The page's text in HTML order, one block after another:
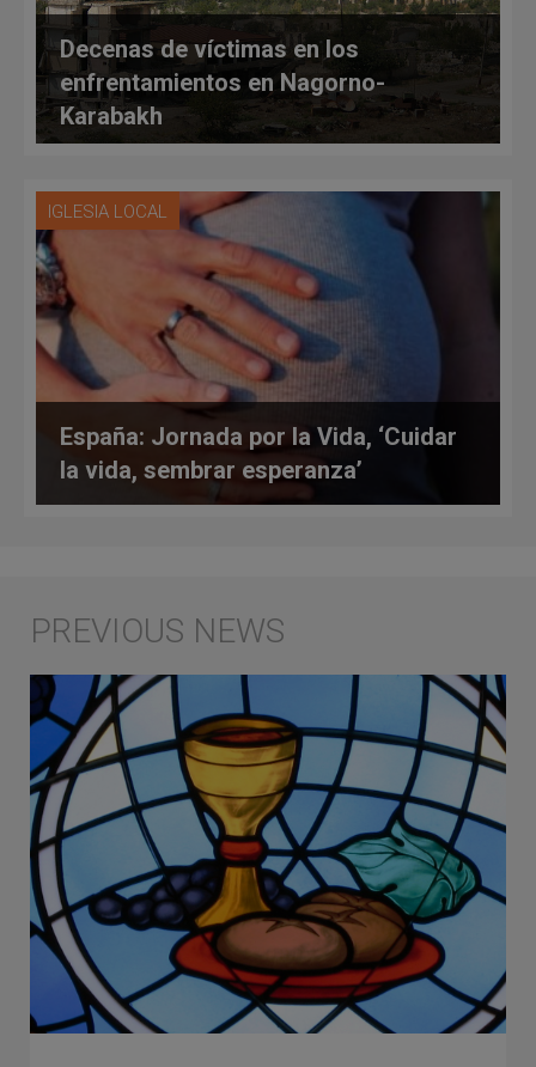
Decenas de víctimas en los
enfrentamientos en Nagorno-
Karabakh
IGLESIA LOCAL
España: Jornada por la Vida, ‘Cuidar
la vida, sembrar esperanza’